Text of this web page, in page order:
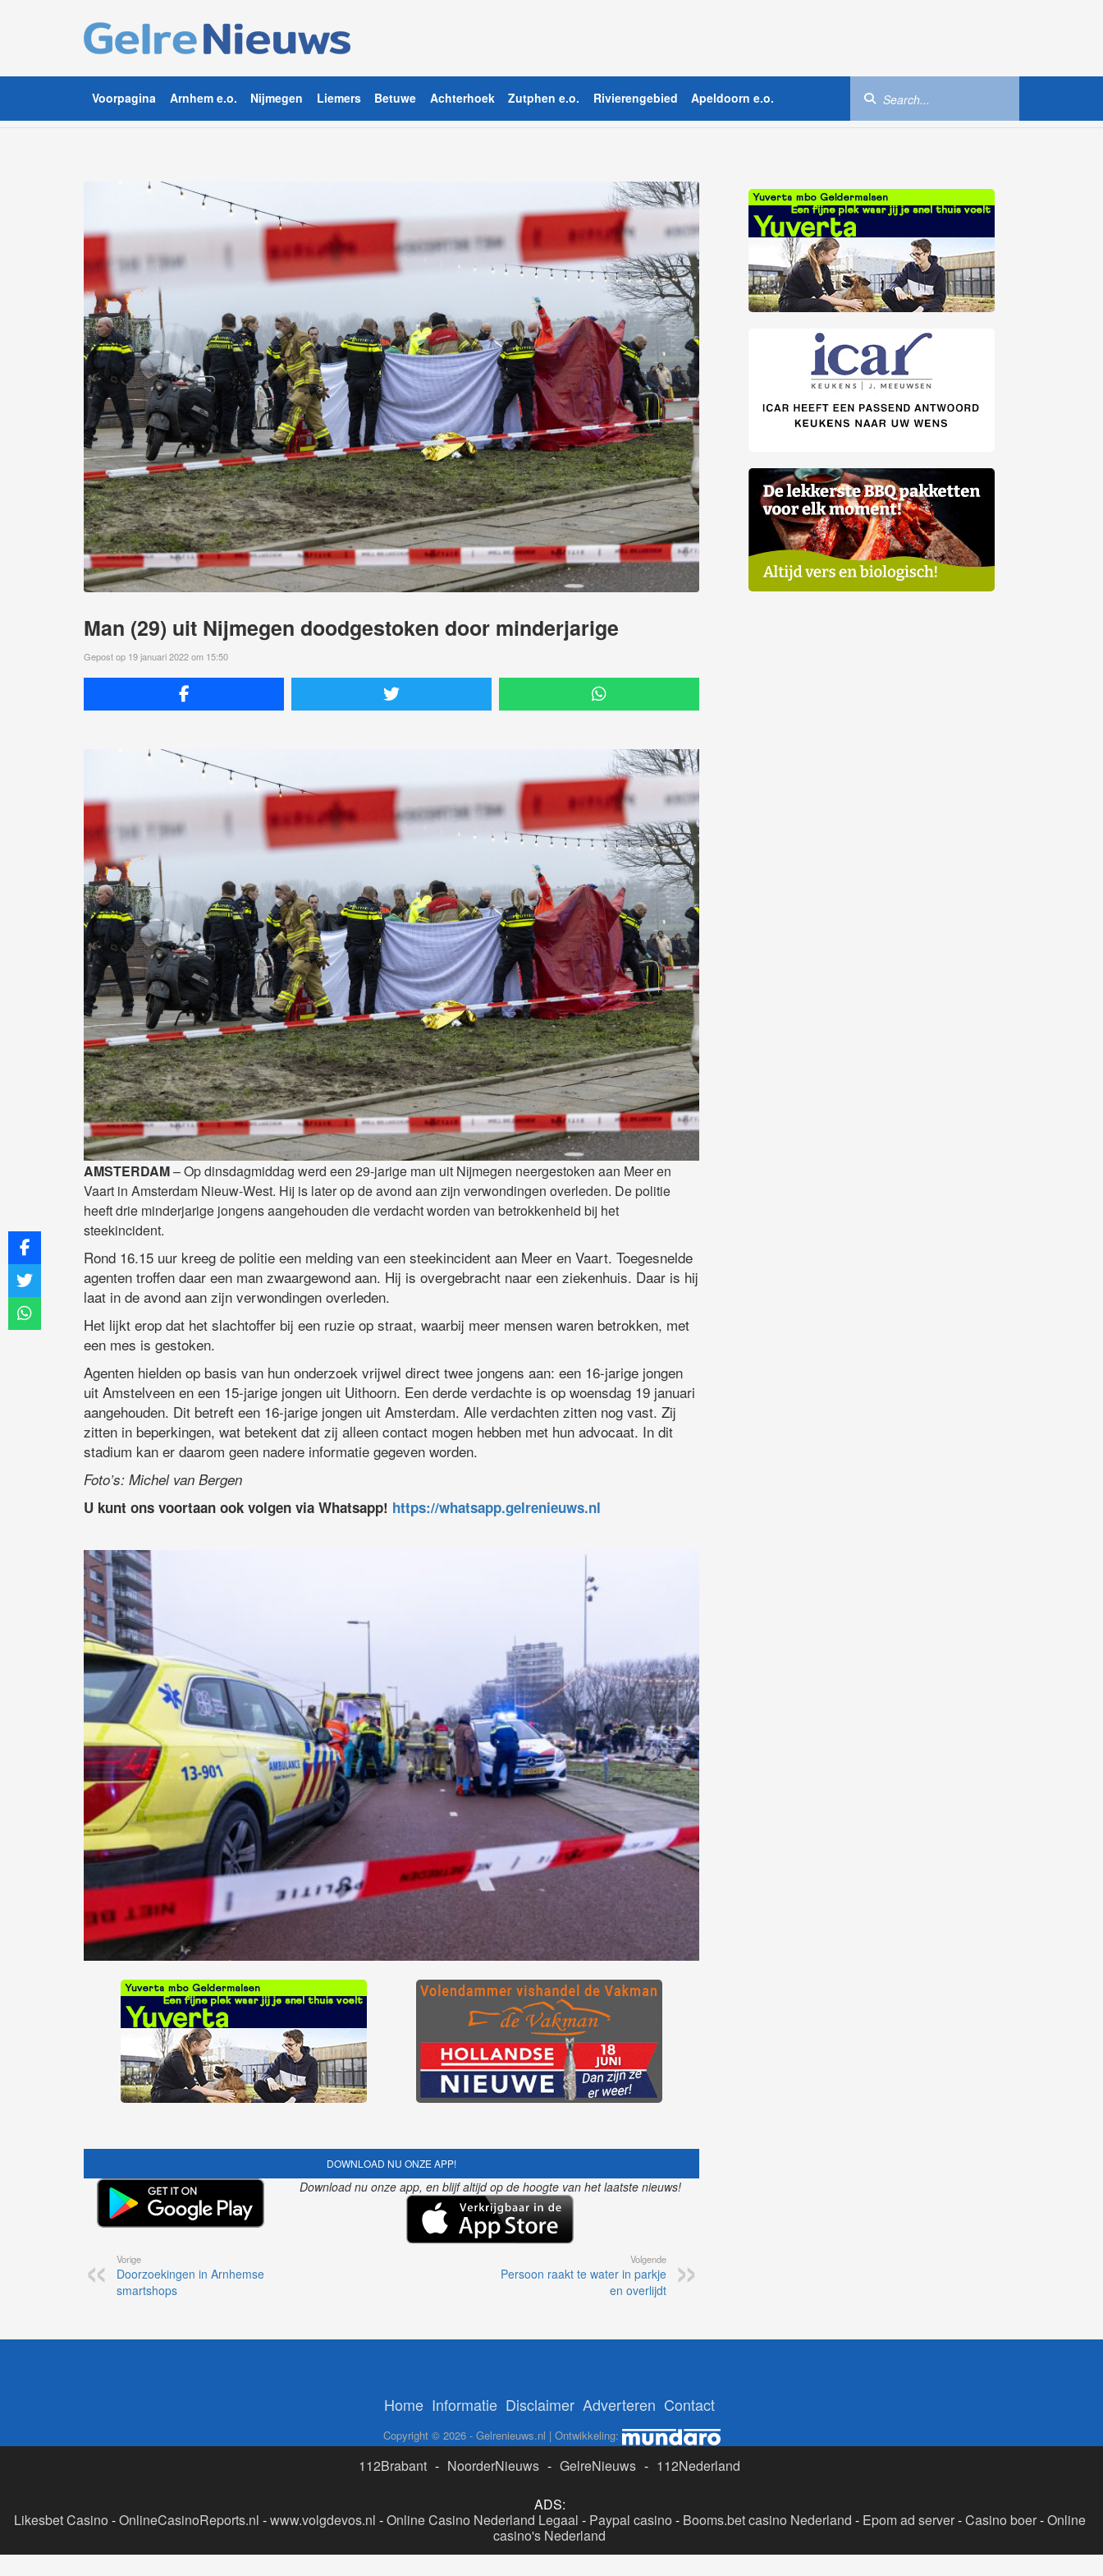
Voorpagina Arnhem e.o. Nijmegen Liemers Betuwe Achterhoek Zutphen e.o. Rivierengebied Apeldoorn e.o.
Man (29) uit Nijmegen doodgestoken door minderjarige
Gepost op 19 januari 2022 om 15:50
AMSTERDAM– Op dinsdagmiddag werd een 29-jarige man uit Nijmegen neergestoken aan Meer en
Vaart in Amsterdam Nieuw-West. Hij is later op de avond aan zijn verwondingen overleden. De politie
heeft drie minderjarige jongens aangehouden die verdacht worden van betrokkenheid bij het
steekincident.
Rond 16.15 uur kreeg de politie een melding van een steekincident aan Meer en Vaart. Toegesnelde
agenten troffen daar een man zwaargewond aan. Hij is overgebracht naar een ziekenhuis. Daar is hij
laat in de avond aan zijn verwondingen overleden.
Het lijkt erop dat het slachtoffer bij een ruzie op straat, waarbij meer mensen waren betrokken, met
een mes is gestoken.
Agenten hielden op basis van hun onderzoek vrijwel direct twee jongens aan: een 16-jarige jongen
uit Amstelveen en een 15-jarige jongen uit Uithoorn. Een derde verdachte is op woensdag 19 januari
aangehouden. Dit betreft een 16-jarige jongen uit Amsterdam. Alle verdachten zitten nog vast. Zij
zitten in beperkingen, wat betekent dat zij alleen contact mogen hebben met hun advocaat. In dit
stadium kan er daarom geen nadere informatie gegeven worden.
Foto’s: Michel van Bergen
U kunt ons voortaan ook volgen via Whatsapp! https://whatsapp.gelrenieuws.nl
DOWNLOAD NU ONZE APP!
Download nu onze app, en blijf altijd op de hoogte van het laatste nieuws!
Vorige
Doorzoekingen in Arnhemse
smartshops
Volgende
Persoon raakt te water in parkje
en overlijdt
Home Informatie Disclaimer Adverteren Contact
Copyright © 2026 - Gelrenieuws.nl | Ontwikkeling:
112Brabant - NoorderNieuws - GelreNieuws - 112Nederland
ADS:
Likesbet Casino -OnlineCasinoReports.nl -www.volgdevos.nl -Online Casino Nederland Legaal - Paypal casino - Booms.bet casino Nederland - Epom ad server-Casino boer-Online
casino's Nederland